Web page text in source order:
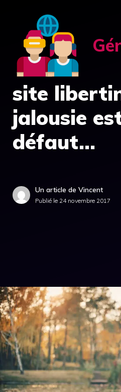
contenu
site
jalousie
défaut…
Un article de Vincent
Publié le 24 novembre 2017